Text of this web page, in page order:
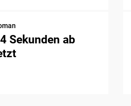
Sekunden ab